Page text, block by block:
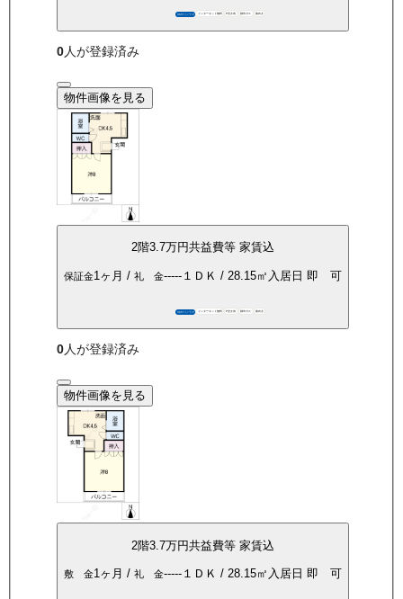
360°パノラマ インターネット無料 P空き有 都市ガス 南向き
0人が登録済み
物件画像を見る
2階3.7万円共益費等 家賃込
保証金1ヶ月 / 礼 金-----１ＤＫ / 28.15㎡ 入居日 即 可
360°パノラマ インターネット無料 P空き有 都市ガス 南向き
0人が登録済み
物件画像を見る
2階3.7万円共益費等 家賃込
敷 金1ヶ月 / 礼 金-----１ＤＫ / 28.15㎡ 入居日 即 可